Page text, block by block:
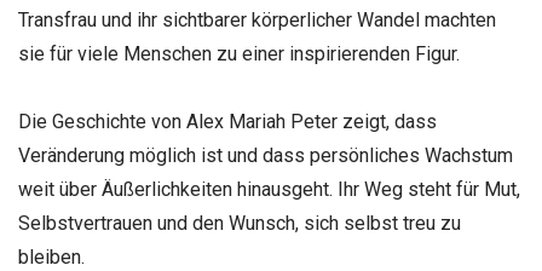
Transfrau und ihr sichtbarer körperlicher Wandel machten
sie für viele Menschen zu einer inspirierenden Figur.
Die Geschichte von Alex Mariah Peter zeigt, dass
Veränderung möglich ist und dass persönliches Wachstum
weit über Äußerlichkeiten hinausgeht. Ihr Weg steht für Mut,
Selbstvertrauen und den Wunsch, sich selbst treu zu
bleiben.